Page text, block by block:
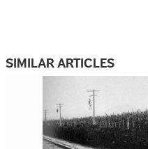
SIMILAR ARTICLES